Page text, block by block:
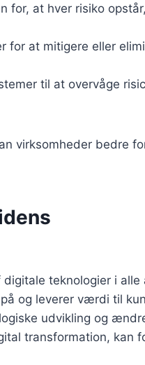
for, at hver risiko
for at mitigere eller
til at overvåge
virksomheder bedre
teknologier i alle
og leverer værdi til
udvikling og
transformation, kan